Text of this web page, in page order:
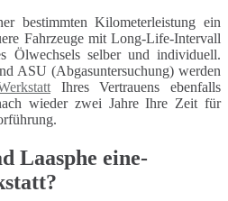
bestimmten Kilometerleistung ein
Fahrzeuge mit Long-Life-Intervall
Ölwechsels selber und individuell.
ASU (Abgasuntersuchung) werden
Ihres Vertrauens ebenfalls
wieder zwei Jahre Ihre Zeit für
Laasphe eine-